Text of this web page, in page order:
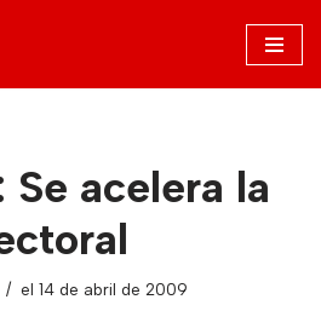
acelera la
el 14 de abril de 2009